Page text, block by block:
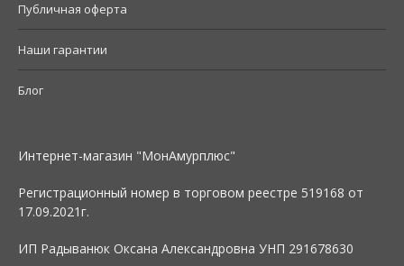
Публичная оферта
Наши гарантии
Блог
Интернет-магазин "МонАмурплюс"
Регистрационный номер в торговом реестре 519168 от
17.09.2021г.
ИП Радыванюк Оксана Александровна УНП 291678630